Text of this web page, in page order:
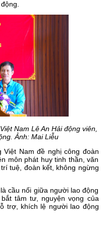
Nam Lê An Hải động viên,
Ảnh: Mai Liễu
Nam đề nghị công đoàn
môn phát huy tinh thần, văn
tuệ, đoàn kết, không ngừng
cầu nối giữa người lao động
tâm tư, nguyện vọng của
trợ, khích lệ người lao động